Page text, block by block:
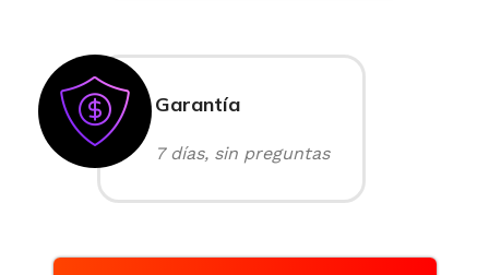
Garantía
7 días, sin preguntas